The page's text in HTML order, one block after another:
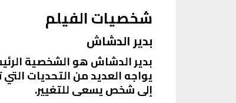
شخصيات الفيلم
بدير الدشاش
بدير الدشاش هو الشخصية
يواجه العديد من التحديات
إلى شخص يسعى للتغيير.